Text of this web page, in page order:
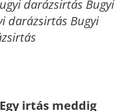
darázsirtás Bugyi
darázsirtás Bugyi
irtás meddig